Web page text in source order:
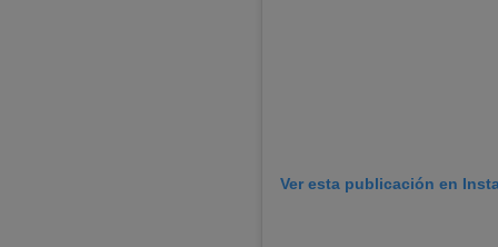
Ver esta publicación en